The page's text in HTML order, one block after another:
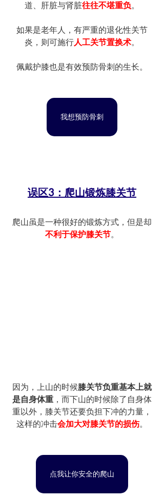
道、肝脏与肾脏往往不堪重负。
如果是老年人，有严重的退化性关节
炎，则可施行人工关节置换术。
佩戴护膝也是有效预防骨刺的生长。
我想预防骨刺
误区3：爬山锻炼膝关节
爬山虽是一种很好的锻炼方式，但是却
不利于保护膝关节。
因为，上山的时候膝关节负重基本上就
是自身体重 ，而下山的时候除了自身体
重以外，膝关节还要负担下冲的力量，
这样的冲击会加大对膝关节的损伤。
点我让你安全的爬山